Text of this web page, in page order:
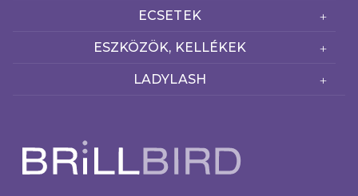
ECSETEK
ESZKÖZÖK, KELLÉKEK
LADYLASH